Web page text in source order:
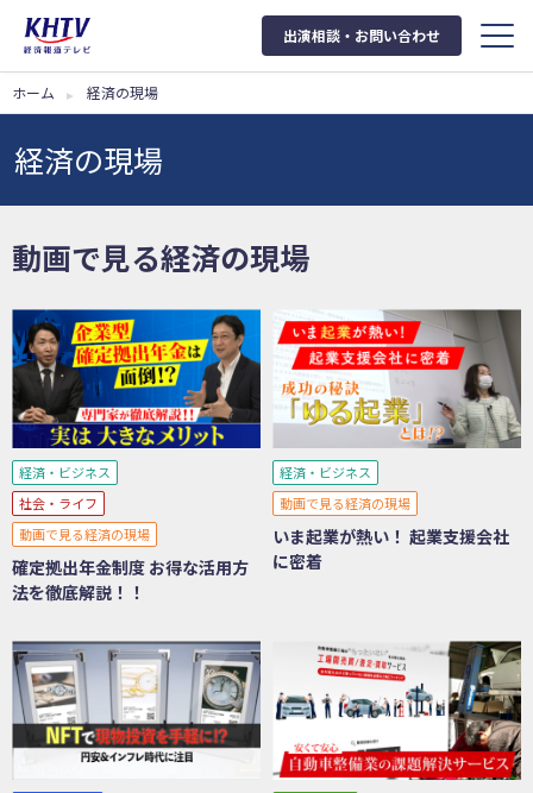
出演相談・お問い合わせ
ホーム 経済の現場
経済の現場
動画で見る経済の現場
経済・ビジネス
社会・ライフ
動画で見る経済の現場
確定拠出年金制度 お得な活用方
法を徹底解説！！
経済・ビジネス
動画で見る経済の現場
いま起業が熱い！ 起業支援会社
に密着